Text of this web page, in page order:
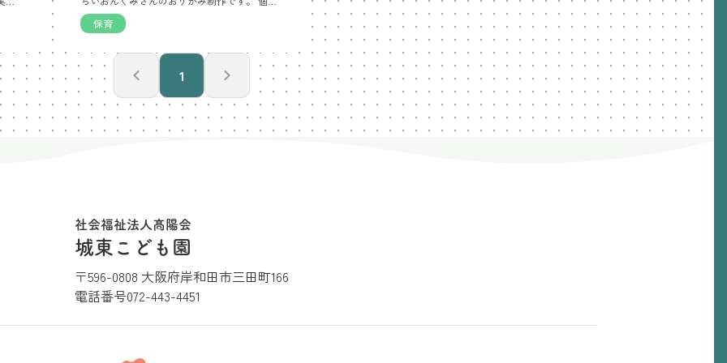
保育
1
社会福祉法人髙陽会
城東こども園
〒596-0808 大阪府岸和田市三田町166
電話番号072-443-4451